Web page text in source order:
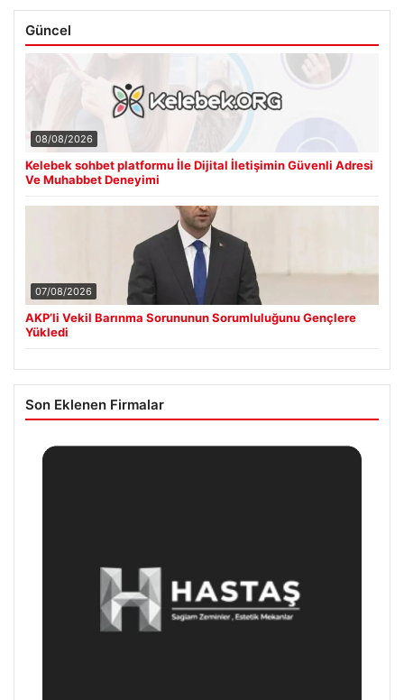
Güncel
08/08/2026
Kelebek sohbet platformu İle Dijital İletişimin Güvenli Adresi
Ve Muhabbet Deneyimi
07/08/2026
AKP’li Vekil Barınma Sorununun Sorumluluğunu Gençlere
Yükledi
Son Eklenen Firmalar